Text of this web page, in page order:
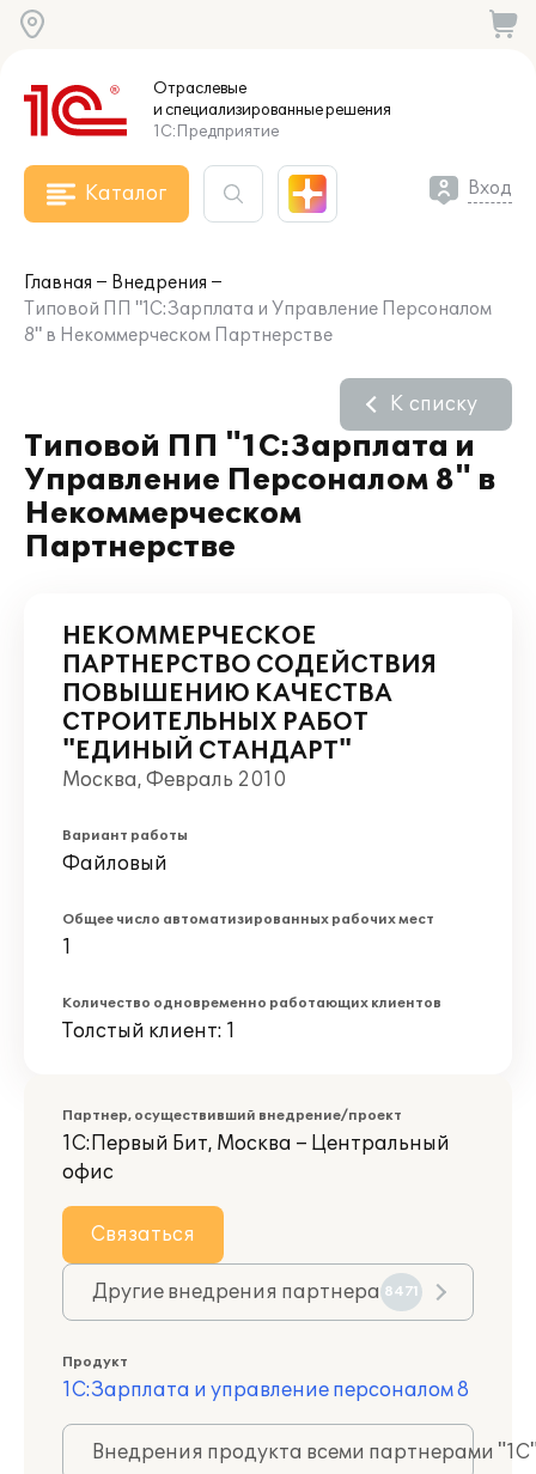
Отраслевые
и специализированныерешения
1С:Предприятие
Каталог Вход
Главная
Внедрения
Типовой ПП "1С:Зарплата и Управление Персоналом
8" в Некоммерческом Партнерстве
Типовой ПП "1С:Зарплата и
Управление Персоналом 8" в
Некоммерческом
Партнерстве
К списку
НЕКОММЕРЧЕСКОЕ
ПАРТНЕРСТВО СОДЕЙСТВИЯ
ПОВЫШЕНИЮ КАЧЕСТВА
СТРОИТЕЛЬНЫХ РАБОТ
"ЕДИНЫЙ СТАНДАРТ"
Москва, Февраль 2010
Вариант работы
Файловый
Общее число автоматизированных рабочих мест
1
Количество одновременно работающих клиентов
Толстый клиент: 1
Партнер, осуществивший внедрение/проект
1С:Первый Бит, Москва – Центральный
офис
Связаться
Другие внедрения партнера 8471
Продукт
1С:Зарплата и управление персоналом 8
Внедрения продукта всеми партнерами